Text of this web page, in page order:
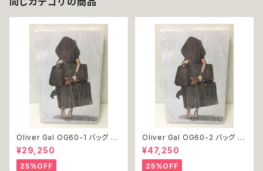
Oliver Gal OG60-1 バッグ 絵
アート インテリア お祝い 贈り物
プレゼント 結婚 新築 開店 周年
バースデイ 誕生日 ご褒美
¥29,250
25%OFF
Oliver Gal OG60-2 バッグ 絵
アート インテリア お祝い 贈り物
プレゼント 結婚 新築 開店 周年
バースデイ 誕生日 ご褒美
¥47,250
25%OFF